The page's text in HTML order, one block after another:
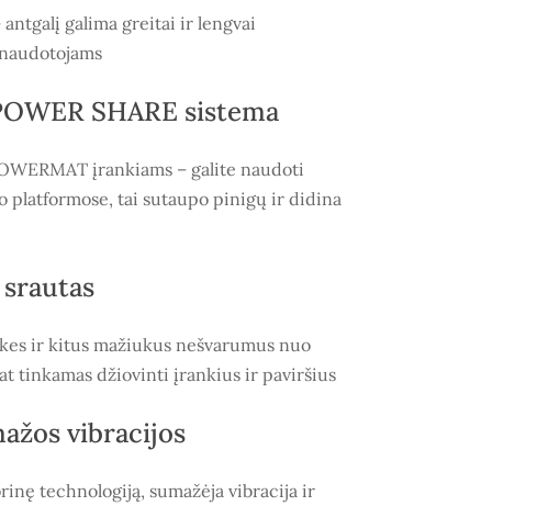
antgalį galima greitai ir lengvai
SHARE sistema
įrankiams – galite naudoti
platformose, tai sutaupo pinigų ir didina
ir kitus mažiukus nešvarumus nuo
tinkamas džiovinti įrankius ir paviršius
vibracijos
technologiją, sumažėja vibracija ir